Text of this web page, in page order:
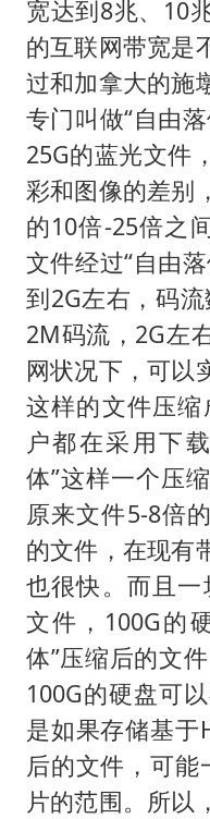
宽达到8兆、10
的互联网带宽是
过和加拿大的施
专门叫做“自由
25G的蓝光文件
彩和图像的差别
的10倍-25倍之
文件经过“自由
到2G左右，码流
2M码流，2G左
网状况下，可以
这样的文件压
户都在采用下
体”这样一个压
原来文件5-8倍
的文件，在现有
也很快。而且
文件，100G的
体”压缩后的文
100G的硬盘可
是如果存储基于
后的文件，可
片的范围。所以